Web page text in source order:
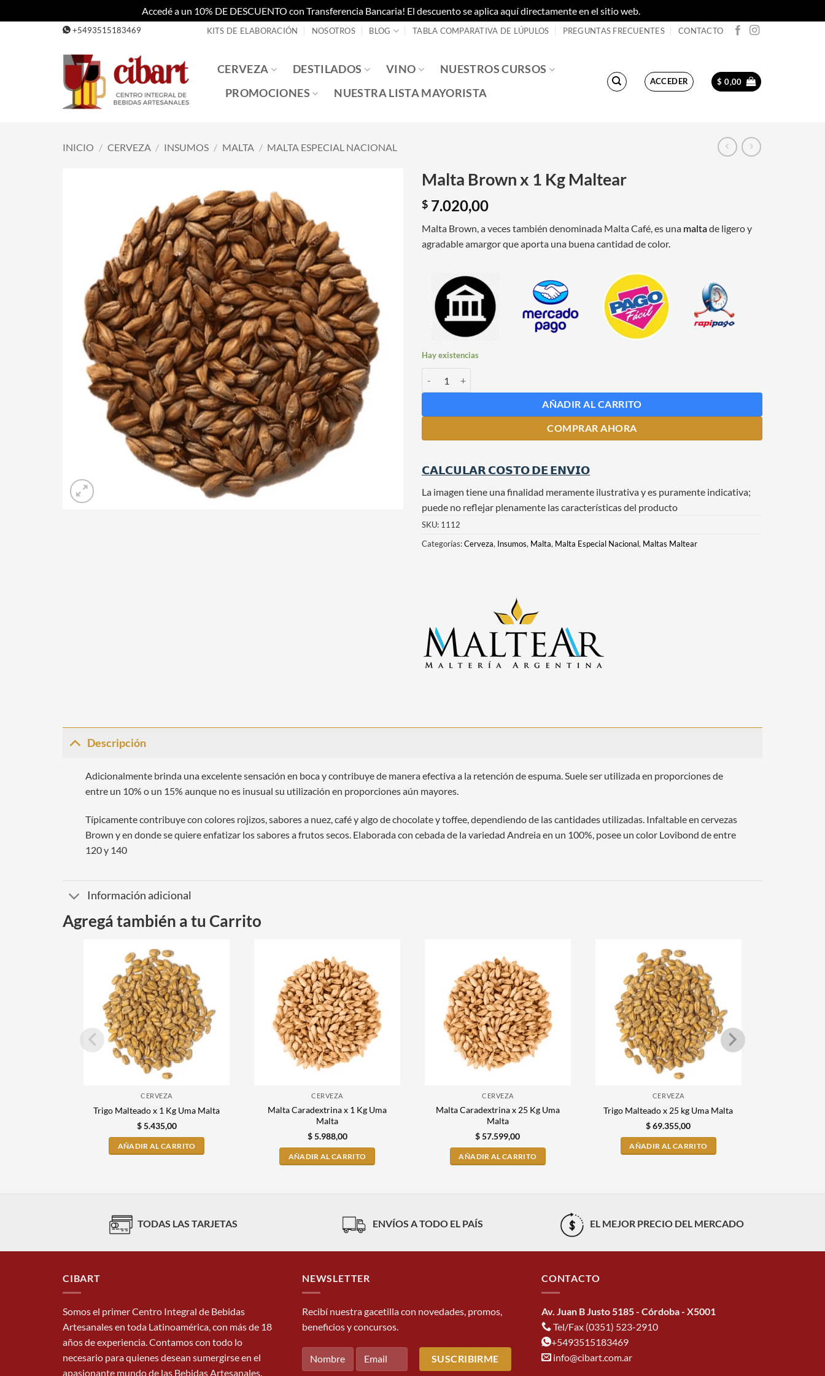
Accedé a un 10% DE DESCUENTO con Transferencia Bancaria! El descuento se aplica aquí directamente en el sitio web.
+5493515183469 KITS DE ELABORACIÓN NOSOTROS BLOG TABLA COMPARATIVA DE LÚPULOS PREGUNTAS FRECUENTES CONTACTO
CERVEZA DESTILADOS VINO
NUESTROS CURSOS
PROMOCIONES
NUESTRA LISTA MAYORISTA
ACCEDER $ 0,00
INICIO / CERVEZA / INSUMOS / MALTA / MALTA ESPECIAL NACIONAL
Malta Brown x 1 Kg Maltear
$ 7.020,00
Malta Brown, a veces también denominada Malta Café, es una maltade ligero y
agradable amargor que aporta una buena cantidad de color.
Hay existencias
AÑADIR AL CARRITO
COMPRAR AHORA
𝗖𝗔𝗟𝗖𝗨𝗟𝗔𝗥 𝗖𝗢𝗦𝗧𝗢 𝗗𝗘 𝗘𝗡𝗩𝗜𝗢
La imagen tiene una finalidad meramente ilustrativa y es puramente indicativa;
puede no reflejar plenamente las características del producto
SKU: 1112
Categorías:Cerveza, Insumos, Malta, Malta Especial Nacional, Maltas Maltear
Descripción
Adicionalmente brinda una excelente sensación en boca y contribuye de manera efectiva a la retención de espuma. Suele ser utilizada en proporciones de
entre un 10% o un 15% aunque no es inusual su utilización en proporciones aún mayores.
Típicamente contribuye con colores rojizos, sabores a nuez, café y algo de chocolate y toffee, dependiendo de las cantidades utilizadas. Infaltable en cervezas
Brown y en donde se quiere enfatizar los sabores a frutos secos. Elaborada con cebada de la variedad Andreia en un 100%, posee un color Lovibond de entre
120 y 140
Información adicional
Agregá también a tu Carrito
CERVEZA
Trigo Malteado x 1 Kg Uma Malta
$5.435,00
AÑADIR AL CARRITO
CERVEZA
Malta Caradextrina x 1 Kg Uma
Malta
$5.988,00
AÑADIR AL CARRITO
CERVEZA
Malta Caradextrina x 25 Kg Uma
Malta
$57.599,00
AÑADIR AL CARRITO
CERVEZA
Trigo Malteado x 25 kg Uma Malta
$69.355,00
AÑADIR AL CARRITO
TODAS LAS TARJETAS ENVÍOS A TODO EL PAÍS EL MEJOR PRECIO DEL MERCADO
CIBART
Somos el primer Centro Integral de Bebidas
Artesanales en toda Latinoamérica, con más de 18
años de experiencia. Contamos con todo lo
necesario para quienes desean sumergirse en el
apasionante mundo de las Bebidas Artesanales.
NEWSLETTER
Recibí nuestra gacetilla con novedades, promos,
beneficios y concursos.
CONTACTO
Av. Juan B Justo 5185 - Córdoba - X5001
Tel/Fax (0351) 523-2910
+5493515183469
info@cibart.com.ar